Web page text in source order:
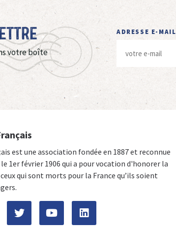
votre boîte
ADRESSE E-MAIL
est une association fondée en 1887 et reconnue
1er février 1906 qui a pour vocation d'honorer la
qui sont morts pour la France qu’ils soient